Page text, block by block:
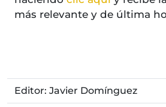
más relevante y de última
Editor: Javier Domínguez